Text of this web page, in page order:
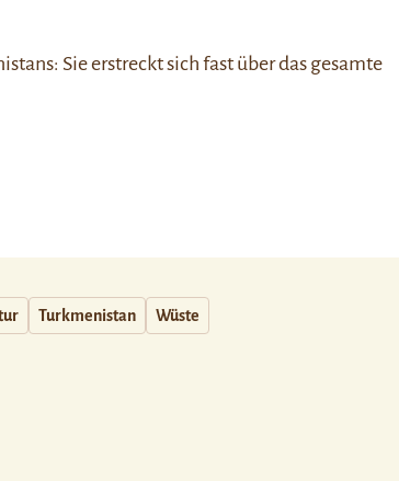
Sie erstreckt sich fast über das gesamte
Turkmenistan Wüste